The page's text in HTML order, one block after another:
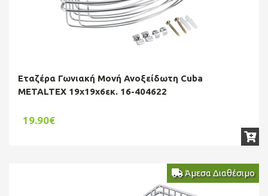
Εταζέρα Γωνιακή Μονή Ανοξείδωτη Cuba
METALTEX 19x19x6εκ. 16-404622
19.90€
Άμεσα Διαθέσιμο